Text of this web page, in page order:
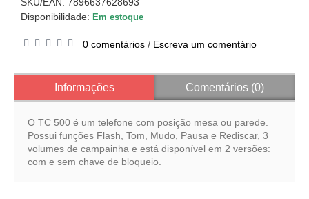
Disponibilidade: Em estoque
0 comentários / Escreva um comentário
Informações Comentários (0)
O TC 500 é um telefone com posição mesa ou parede.
Possui funções Flash, Tom, Mudo, Pausa e Rediscar, 3
volumes de campainha e está disponível em 2 versões:
com e sem chave de bloqueio.